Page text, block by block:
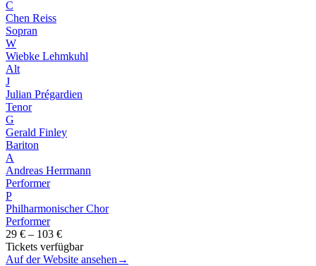
C
Chen Reiss
Sopran
W
Wiebke Lehmkuhl
Alt
J
Julian Prégardien
Tenor
G
Gerald Finley
Bariton
A
Andreas Herrmann
Performer
P
Philharmonischer Chor
Performer
29 € – 103 €
Tickets verfügbar
Auf der Website ansehen →